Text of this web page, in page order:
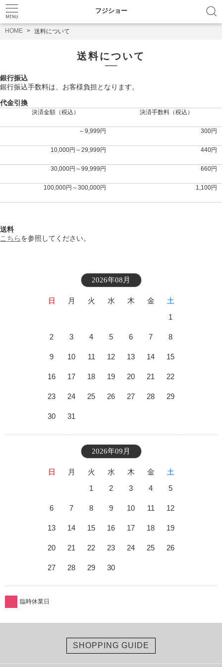
フジショー
HOME 送料について
送料について
銀行振込
銀行振込手数料は、お客様負担となります。
代金引換
決済金額（税込） 決済手数料（税込）
～9,999円 300円
10,000円～29,999円 440円
30,000円～99,999円 660円
100,000円～300,000円 1,100円
送料
こちらを参照してください。
2026年08月
日 月 火 水 木 金
土
1
2 3 4 5 6 7 8
9 10 11 12 13 14 15
16 17 18 19 20 21 22
23 24 25 26 27 28 29
30 31
2026年09月
日 月 火 水 木 金
土
1
2 3 4 5
6 7 8 9 10 11 12
13 14 15 16 17 18 19
20 21 22 23 24 25 26
27 28 29 30
臨時休業日
SHOPPING GUIDE